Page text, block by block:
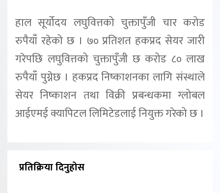
हाल सूर्योदय लघुवित्तको चुक्तापुँजी चार करोड
रुपैयाँ रहेको छ । ७० प्रतिशत हकप्रद सेयर जारी
गरेपछि लघुवित्तको चुक्तापुँजी छ करोड ८० लाख
रुपैयाँ पुग्नेछ । हकप्रद निष्काशनका लागि संस्थाले
सेयर निष्काशन तथा विक्री प्रबन्धकमा ग्लोबल
आईएमई क्यापिटल लिमिटेडलाई नियुक्त गरेको छ ।
प्रतिक्रिया दिनुहोस